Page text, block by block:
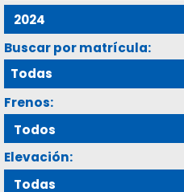
Buscar por matrícula:
Frenos:
Elevación: